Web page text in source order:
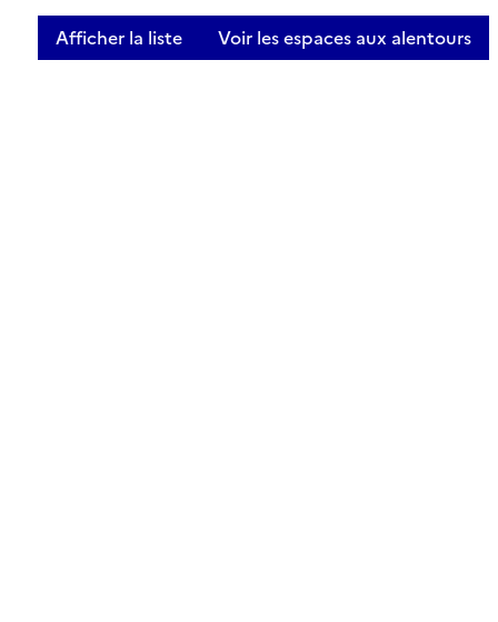
Afficher la liste Voir les espaces aux alentours